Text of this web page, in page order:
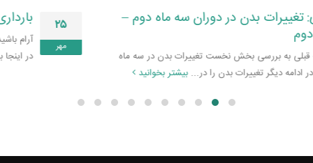
۲۵ بارداری هفته به هفته – هفته دوازدهم بارداری
آرام باشید! تهوع صبحگاهی اکثر زنان در این هفته کاهش می‌­یابد.
در اینجا بخوانید که در هفته دوازدهم بارداری باید...بیشتر بخوانید